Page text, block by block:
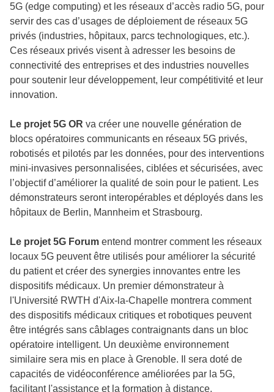
5G (edge computing) et les réseaux d’accès radio 5G, pour
servir des cas d’usages de déploiement de réseaux 5G
privés (industries, hôpitaux, parcs technologiques, etc.).
Ces réseaux privés visent à adresser les besoins de
connectivité des entreprises et des industries nouvelles
pour soutenir leur développement, leur compétitivité et leur
innovation.
Le projet 5G OR va créer une nouvelle génération de
blocs opératoires communicants en réseaux 5G privés,
robotisés et pilotés par les données, pour des interventions
mini-invasives personnalisées, ciblées et sécurisées, avec
l’objectif d’améliorer la qualité de soin pour le patient. Les
démonstrateurs seront interopérables et déployés dans les
hôpitaux de Berlin, Mannheim et Strasbourg.
Le projet 5G Forum entend montrer comment les réseaux
locaux 5G peuvent être utilisés pour améliorer la sécurité
du patient et créer des synergies innovantes entre les
dispositifs médicaux. Un premier démonstrateur à
l'Université RWTH d'Aix-la-Chapelle montrera comment
des dispositifs médicaux critiques et robotiques peuvent
être intégrés sans câblages contraignants dans un bloc
opératoire intelligent. Un deuxième environnement
similaire sera mis en place à Grenoble. Il sera doté de
capacités de vidéoconférence améliorées par la 5G,
facilitant l'assistance et la formation à distance.